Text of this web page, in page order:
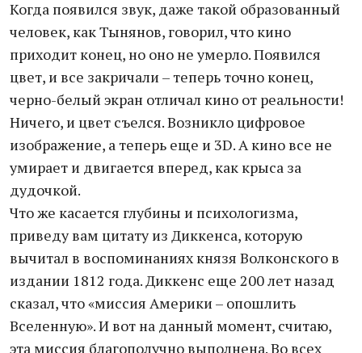
Когда появился звук, даже такой образованный
человек, как Тынянов, говорил, что кино
приходит конец, но оно не умерло. Появился
цвет, и все закричали – теперь точно конец,
черно-белый экран отличал кино от реальности!
Ничего, и цвет съелся. Возникло цифровое
изображение, а теперь еще и 3D. А кино все не
умирает и двигается вперед, как крыса за
дудочкой.
Что же касается глубины и психологизма,
приведу вам цитату из Диккенса, которую
вычитал в воспоминаниях князя Волконского в
издании 1812 года. Диккенс еще 200 лет назад
сказал, что «миссия Америки – опошлить
Вселенную». И вот на данный момент, считаю,
эта миссия благополучно выполнена. Во всех